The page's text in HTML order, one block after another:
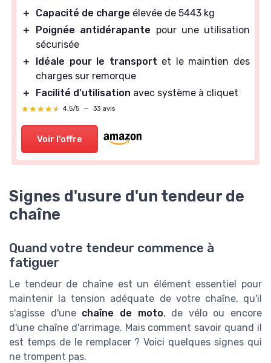
＋ Capacité de charge élevée de 5443 kg
＋
Poignée antidérapante pour une utilisation
sécurisée
＋
Idéale pour le transport et le maintien des
charges sur remorque
＋
Facilité d'utilisation avec système à cliquet
★★★★★
★★★★★ 4,5/5 — 33 avis
Voir l'offre
Signes d'usure d'un tendeur de
chaîne
Quand votre tendeur commence à
fatiguer
Le tendeur de chaîne est un élément essentiel pour
maintenir la tension adéquate de votre chaîne, qu'il
s'agisse d'une chaîne de moto, de vélo ou encore
d'une chaîne d'arrimage. Mais comment savoir quand il
est temps de le remplacer ? Voici quelques signes qui
ne trompent pas.